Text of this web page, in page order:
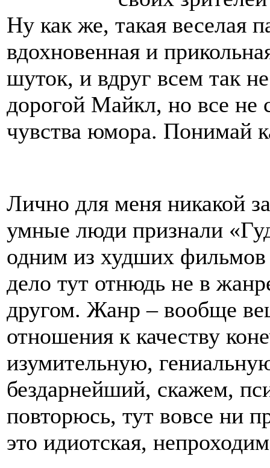
Ну как же, такая веселая
вдохновенная и
шуток, и вдруг всем так
дорогой Майкл, но все не
чувства юмора. Понимай
Лично для меня никакой
умные люди признали
одним из худших фильмов
дело тут отнюдь не в
другом. Жанр – вообще
отношения к качеству
изумительную,
бездарнейший, скажем,
повторюсь, тут вовсе ни
это идиотская,